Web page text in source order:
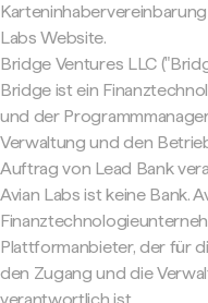
Labs Website.
Bridge Ventures LLC
Bridge ist ein
und der
Verwaltung und den
Auftrag von Lead Bank
Avian Labs ist keine Bank.
Plattformanbieter, der für
den Zugang und die